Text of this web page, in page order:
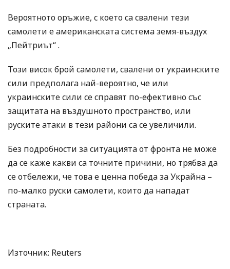
Вероятното оръжие, с което са свалени тези
самолети е американската система земя-въздух
„Пейтриът“ .
Този висок брой самолети, свалени от украинските
сили предполага най-вероятно, че или
украинските сили се справят по-ефективно със
защитата на въздушното пространство, или
руските атаки в тези райони са се увеличили.
Без подробности за ситуацията от фронта не може
да се каже какви са точните причини, но трябва да
се отбележи, че това е ценна победа за Украйна –
по-малко руски самолети, които да нападат
страната.
Източник: Reuters